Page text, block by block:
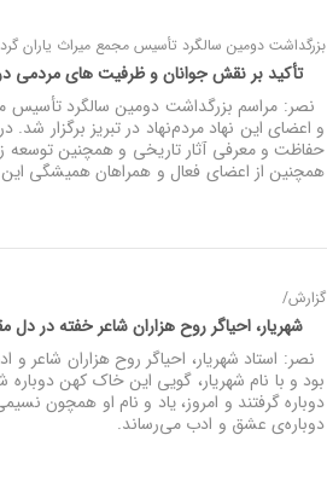
بزرگداشت دومین سالگرد تأسیس مجمع میراث‌ یاران
تأکید بر نقش جوانان و ظرفیت‌ های مردمی
نصر: مراسم بزرگداشت دومین سالگرد تأسیس
و اعضای این نهاد مردم‌نهاد در تبریز برگزار
حفاظت و معرفی آثار تاریخی و همچنین توسعه
همچنین از اعضای فعال و همراهان همیشگی این
گزارش/
شهریار، احیاگر روح هزاران شاعر خفته در دل
نصر: استاد شهریار، احیاگر روح هزاران شاعر
بود و با نام شهریار، گویی این خاک کهن
دوباره گرفتند و امروز، یاد و نام او همچون
دوباره‌ی عشق و ادب می‌رساند.